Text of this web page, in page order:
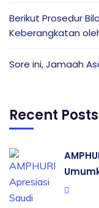
Berikut Prosedur
Keberangkatan
Sore ini, Jamaah
Recent Posts